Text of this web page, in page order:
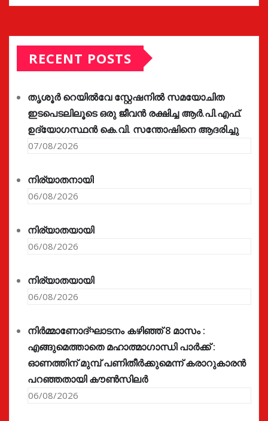
RECENT POSTS
തൃശൂർ റെയിൽവേ സ്റ്റേഷനിൽ സമയോചിത
ഇടപെടലിലൂടെ ഒരു ജീവൻ രക്ഷിച്ച ആർ.പി.എഫ്.
ഉദ്യോഗസ്ഥൻ കെ.വി. സന്തോഷിനെ ആദരിച്ചു
07/08/2026
നിര്യാതനായി
06/08/2026
നിര്യാതയായി
06/08/2026
നിര്യാതയായി
06/08/2026
നിർമ്മാണോദ്ഘാടനം കഴിഞ്ഞ് 8 മാസം :
എങ്ങുമെത്താതെ മഹാത്മാഗാന്ധി പാർക്ക് :
ഓണത്തിന് മുമ്പ് പണിതീർക്കുമെന്ന് കരാറുകാരൻ
പറഞ്ഞതായി കൗൺസിലർ
06/08/2026